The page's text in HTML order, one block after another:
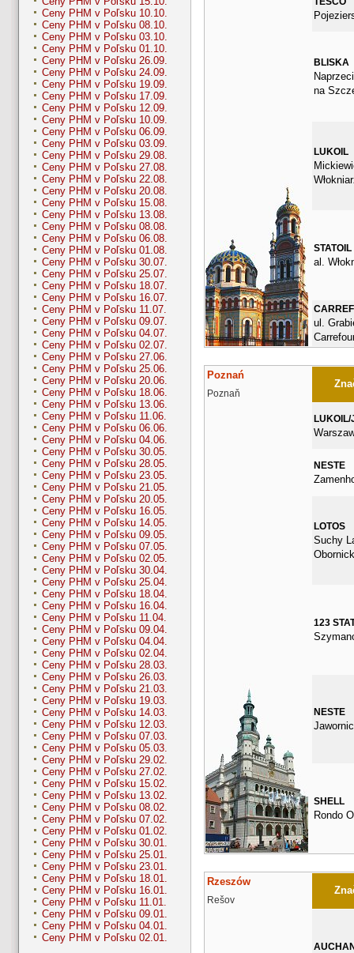
Ceny PHM v Poľsku 10.10.
Ceny PHM v Poľsku 08.10.
Ceny PHM v Poľsku 03.10.
Ceny PHM v Poľsku 01.10.
Ceny PHM v Poľsku 26.09.
Ceny PHM v Poľsku 24.09.
Ceny PHM v Poľsku 19.09.
Ceny PHM v Poľsku 17.09.
Ceny PHM v Poľsku 12.09.
Ceny PHM v Poľsku 10.09.
Ceny PHM v Poľsku 06.09.
Ceny PHM v Poľsku 03.09.
Ceny PHM v Poľsku 29.08.
Ceny PHM v Poľsku 27.08.
Ceny PHM v Poľsku 22.08.
Ceny PHM v Poľsku 20.08.
Ceny PHM v Poľsku 15.08.
Ceny PHM v Poľsku 13.08.
Ceny PHM v Poľsku 08.08.
Ceny PHM v Poľsku 06.08.
Ceny PHM v Poľsku 01.08.
Ceny PHM v Poľsku 30.07.
Ceny PHM v Poľsku 25.07.
Ceny PHM v Poľsku 18.07.
Ceny PHM v Poľsku 16.07.
Ceny PHM v Poľsku 11.07.
Ceny PHM v Poľsku 09.07.
Ceny PHM v Poľsku 04.07.
Ceny PHM v Poľsku 02.07.
Ceny PHM v Poľsku 27.06.
Ceny PHM v Poľsku 25.06.
Ceny PHM v Poľsku 20.06.
Ceny PHM v Poľsku 18.06.
Ceny PHM v Poľsku 13.06.
Ceny PHM v Poľsku 11.06.
Ceny PHM v Poľsku 06.06.
Ceny PHM v Poľsku 04.06.
Ceny PHM v Poľsku 30.05.
Ceny PHM v Poľsku 28.05.
Ceny PHM v Poľsku 23.05.
Ceny PHM v Poľsku 21.05.
Ceny PHM v Poľsku 20.05.
Ceny PHM v Poľsku 16.05.
Ceny PHM v Poľsku 14.05.
Ceny PHM v Poľsku 09.05.
Ceny PHM v Poľsku 07.05.
Ceny PHM v Poľsku 02.05.
Ceny PHM v Poľsku 30.04.
Ceny PHM v Poľsku 25.04.
Ceny PHM v Poľsku 18.04.
Ceny PHM v Poľsku 16.04.
Ceny PHM v Poľsku 11.04.
Ceny PHM v Poľsku 09.04.
Ceny PHM v Poľsku 04.04.
Ceny PHM v Poľsku 02.04.
Ceny PHM v Poľsku 28.03.
Ceny PHM v Poľsku 26.03.
Ceny PHM v Poľsku 21.03.
Ceny PHM v Poľsku 19.03.
Ceny PHM v Poľsku 14.03.
Ceny PHM v Poľsku 12.03.
Ceny PHM v Poľsku 07.03.
Ceny PHM v Poľsku 05.03.
Ceny PHM v Poľsku 29.02.
Ceny PHM v Poľsku 27.02.
Ceny PHM v Poľsku 15.02.
Ceny PHM v Poľsku 13.02.
Ceny PHM v Poľsku 08.02.
Ceny PHM v Poľsku 07.02.
Ceny PHM v Poľsku 01.02.
Ceny PHM v Poľsku 30.01.
Ceny PHM v Poľsku 25.01.
Ceny PHM v Poľsku 23.01.
Ceny PHM v Poľsku 18.01.
Ceny PHM v Poľsku 16.01.
Ceny PHM v Poľsku 11.01.
Ceny PHM v Poľsku 09.01.
Ceny PHM v Poľsku 04.01.
Ceny PHM v Poľsku 02.01.
BLISKA
na
LUKOIL
STATOIL
al.
ul.
Poznań
Poznaň
LUKOIL/
NESTE
LOTOS
Suchy
123
NESTE
SHELL
Rondo
Rzeszów
Rešov